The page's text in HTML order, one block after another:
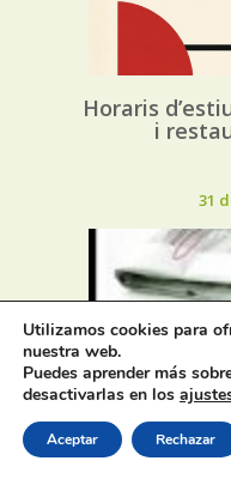
Horaris
i
31
Oferta de
DE
Utilizamos cookies para
nuestra web.
Puedes aprender más
desactivarlas en los
Aceptar Rechazar